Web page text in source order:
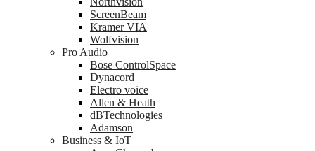
ScreenBeam
Kramer VIA
Wolfvision
Pro Audio
Bose ControlSpace
Dynacord
Electro voice
Allen & Heath
dBTechnologies
Adamson
Business & IoT